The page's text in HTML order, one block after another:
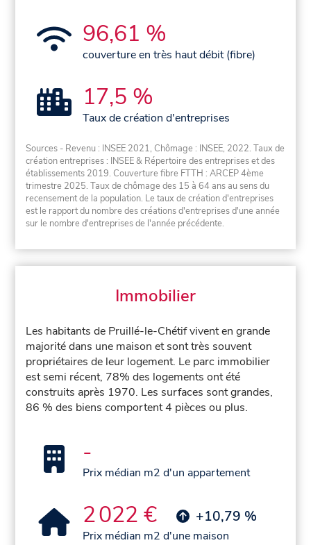
96,61 %
couverture en très haut débit (fibre)
17,5 %
Taux de création d'entreprises
Sources - Revenu : INSEE 2021, Chômage : INSEE, 2022. Taux de
création entreprises : INSEE & Répertoire des entreprises et des
établissements 2019. Couverture fibre FTTH : ARCEP 4ème
trimestre 2025. Taux de chômage des 15 à 64 ans au sens du
recensement de la population. Le taux de création d'entreprises
est le rapport du nombre des créations d'entreprises d'une année
sur le nombre d'entreprises de l'année précédente.
Immobilier
Les habitants de Pruillé-le-Chétif vivent en grande
majorité dans une maison et sont très souvent
propriétaires de leur logement. Le parc immobilier
est semi récent, 78% des logements ont été
construits après 1970. Les surfaces sont grandes,
86 % des biens comportent 4 pièces ou plus.
-
Prix médian m2 d'un appartement
2 022 € +10,79 %
Prix médian m2 d'une maison